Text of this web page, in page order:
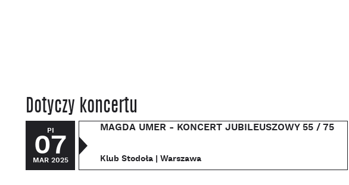
Dotyczy koncertu
PI
07
MAR 2025
MAGDA UMER - KONCERT JUBILEUSZOWY 55 / 75
Klub Stodoła | Warszawa